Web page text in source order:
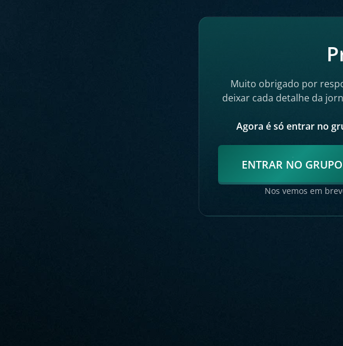
Muito obrigado por
deixar cada detalhe da
Agora é só entrar no
ENTRAR NO GRUPO
Nos vemos em